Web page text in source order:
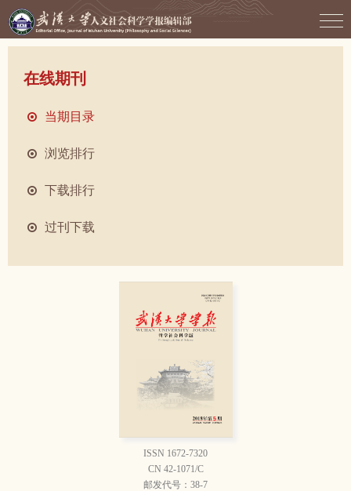
在线期刊
当期目录
浏览排行
下载排行
过刊下载
ISSN 1672-7320
CN 42-1071/C
邮发代号：38-7